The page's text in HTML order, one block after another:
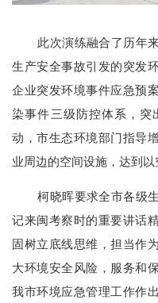
此次演练融合了历年
生产安全事故引发的突发
企业突发环境事件应急预
染事件三级防控体系，突
动，市生态环境部门指导
业周边的空间设施，达到以
柯晓晖要求全市各级
记来闽考察时的重要讲话
固树立底线思维，担当作
大环境安全风险，服务和
我市环境应急管理工作作